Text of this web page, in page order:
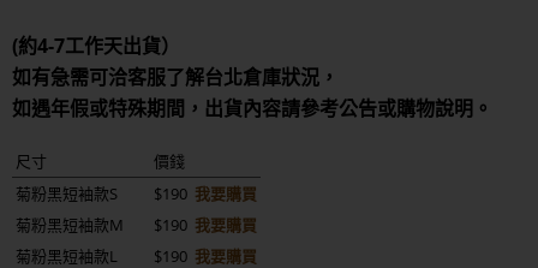
(約4-7工作天出貨）
如有急需可洽客服了解台北倉庫狀況，
如遇年假或特殊期間，出貨內容請參考公告或購物說明。
尺寸
價錢
菊粉黑短袖款S
$190 我要購買
菊粉黑短袖款M
$190 我要購買
菊粉黑短袖款L
$190 我要購買